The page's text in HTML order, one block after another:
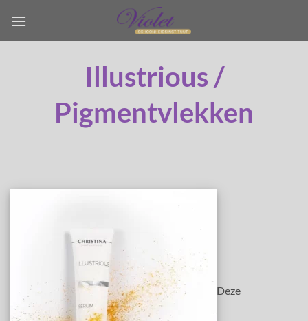
naar
inhoud
Illustrious /
Pigmentvlekken
Deze